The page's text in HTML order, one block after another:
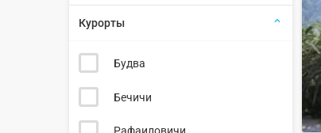
Курорты
Будва
Бечичи